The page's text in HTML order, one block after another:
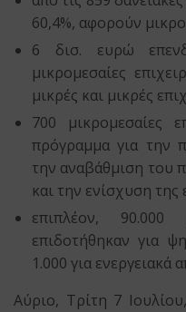
60,4%, αφορούν
6 δισ. ευρώ
μικρομεσαίες
μικρές και μικρές
700 μικρομεσαίες
πρόγραμμα για την
την αναβάθμιση του
και την ενίσχυση
επιπλέον, 90.000
επιδοτήθηκαν για
1.000 για ενεργειακά
Αύριο, Τρίτη 7